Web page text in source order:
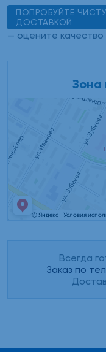
ПОПРОБУЙТЕ
ДОСТАВКОЙ
— оцените
Зона
Всегда
Заказ по